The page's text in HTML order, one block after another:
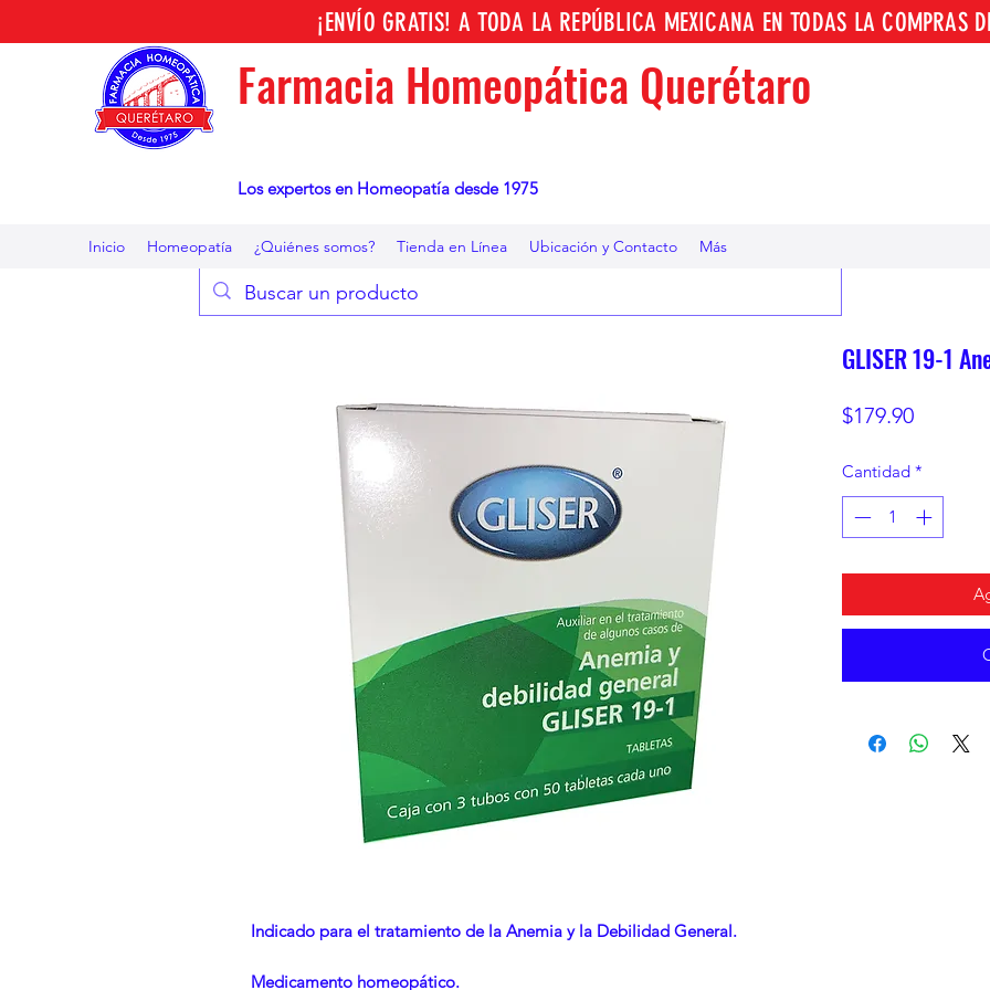
Farmacia Homeopática Querétaro
Los expertos en Homeopatía desde 1975
Inicio Homeopatía ¿Quiénes somos? Tienda en Línea Ubicación y Contacto Más
¡ENVÍO GRATIS! A TODA LA REPÚBLICA MEXICANA EN TODAS LA COMPRAS
Indicado para el tratamiento de la Anemia y la Debilidad General.
Medicamento homeopático.
GLISER 19-1
$179.90Precio
Cantidad *